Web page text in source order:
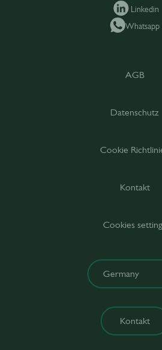
Linkedin
Whatsapp
AGB
Datenschutz
Cookie
Kontakt
Cookies
Kontakt